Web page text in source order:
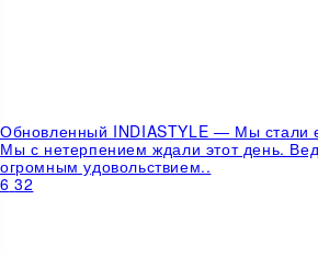
Обновленный INDIASTYLE — Мы стали
Мы с нетерпением ждали этот день.
огромным удовольствием..
6 32